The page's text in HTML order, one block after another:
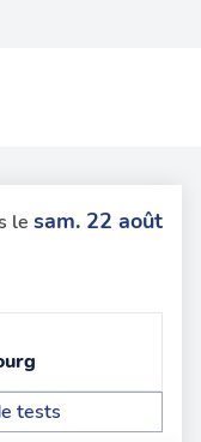
le sam. 22 août
tests